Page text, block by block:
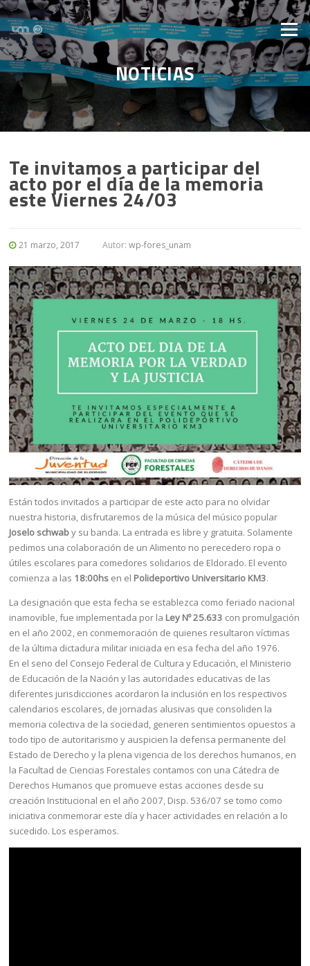
Saltar al contenido
Menú
NOTICIAS
Te invitamos a participar del
acto por el día de la memoria
este Viernes 24/03
21 marzo, 2017 Autor:wp-fores_unam
Están todos invitados a participar de este acto para no olvidar
nuestra historia, disfrutaremos de la música del músico popular
Joselo schwaby su banda. La entrada es libre y gratuita. Solamente
pedimos una colaboración de un Alimento no perecedero ropa o
útiles escolares para comedores solidarios de Eldorado. El evento
comienza a las 18:00hs en el Polideportivo Universitario KM3.
La designación que esta fecha se establezca como feriado nacional
inamovible, fue implementada por la Ley Nº 25.633 con promulgación
en el año 2002, en conmemoración de quienes resultaron víctimas
de la última dictadura militar iniciada en esa fecha del año 1976.
En el seno del Consejo Federal de Cultura y Educación, el Ministerio
de Educación de la Nación y las autoridades educativas de las
diferentes jurisdicciones acordaron la inclusión en los respectivos
calendarios escolares, de jornadas alusivas que consoliden la
memoria colectiva de la sociedad, generen sentimientos opuestos a
todo tipo de autoritarismo y auspicien la defensa permanente del
Estado de Derecho y la plena vigencia de los derechos humanos, en
la Facultad de Ciencias Forestales contamos con una Cátedra de
Derechos Humanos que promueve estas acciones desde su
creación Institucional en el año 2007, Disp. 536/07 se tomo como
iniciativa conmemorar este día y hacer actividades en relación a lo
sucedido. Los esperamos.